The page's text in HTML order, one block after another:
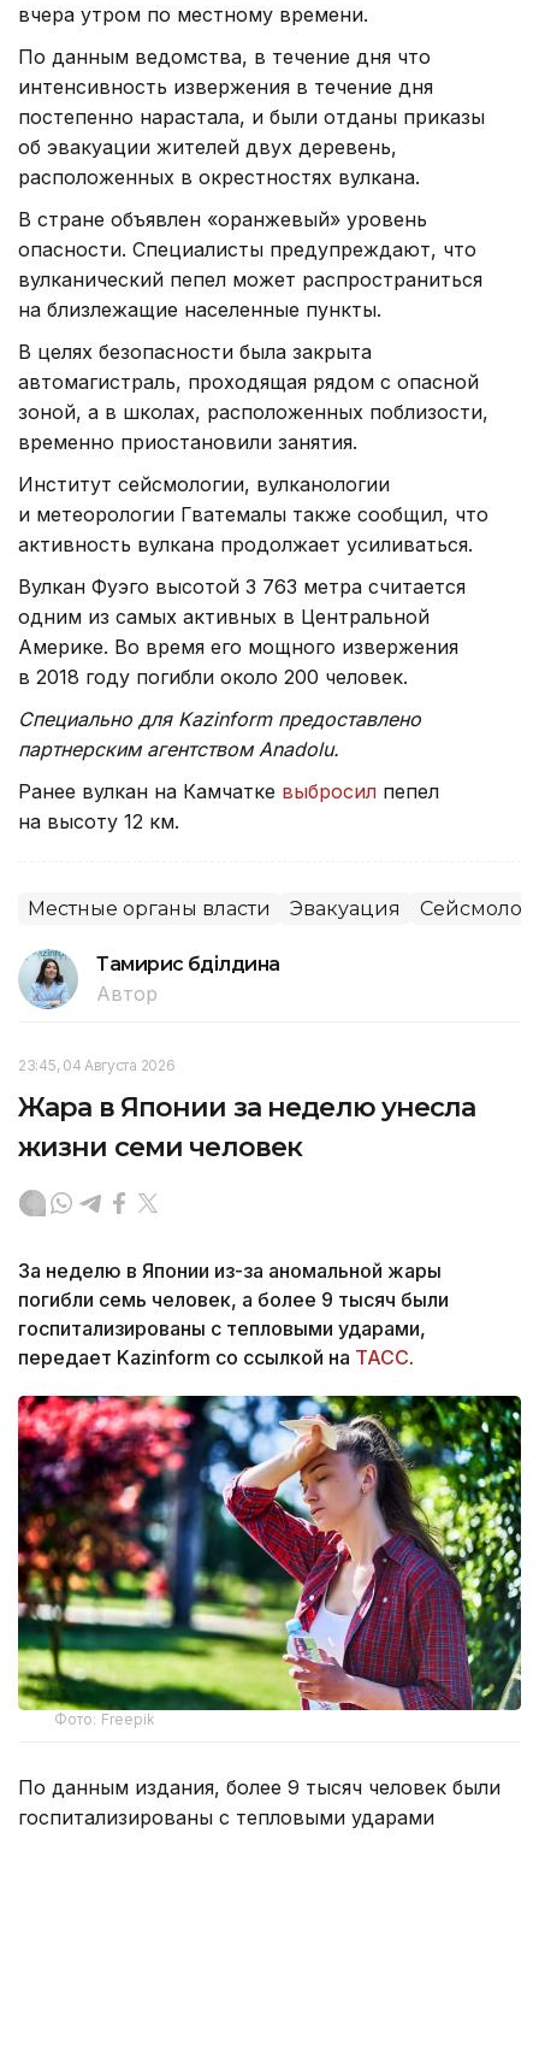
вчера утром по местному времени.
По данным ведомства, в течение дня что
интенсивность извержения в течение дня
постепенно нарастала, и были отданы приказы
об эвакуации жителей двух деревень,
расположенных в окрестностях вулкана.
В стране объявлен «оранжевый» уровень
опасности. Специалисты предупреждают, что
вулканический пепел может распространиться
на близлежащие населенные пункты.
В целях безопасности была закрыта
автомагистраль, проходящая рядом с опасной
зоной, а в школах, расположенных поблизости,
временно приостановили занятия.
Институт сейсмологии, вулканологии
и метеорологии Гватемалы также сообщил, что
активность вулкана продолжает усиливаться.
Вулкан Фуэго высотой 3 763 метра считается
одним из самых активных в Центральной
Америке. Во время его мощного извержения
в 2018 году погибли около 200 человек.
Специально для Kazinform предоставлено
партнерским агентством Anadolu.
Ранее вулкан на Камчатке выбросил пепел
на высоту 12 км.
Местные органы власти Эвакуация
Тамирис Әбділдина
Автор
23:45, 04 Августа 2026
Жара в Японии за неделю унесла
жизни семи человек
За неделю в Японии из-за аномальной жары
погибли семь человек, а более 9 тысяч были
госпитализированы с тепловыми ударами,
передает Kazinform со ссылкой на ТАСС.
Фото: Freepik
По данным издания, более 9 тысяч человек были
госпитализированы с тепловыми ударами